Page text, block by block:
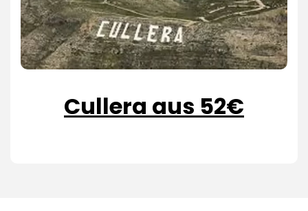
Cullera aus 52€